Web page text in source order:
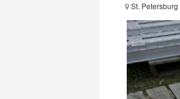
St. Petersburg